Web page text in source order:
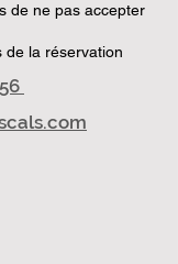
de ne pas accepter
de la réservation